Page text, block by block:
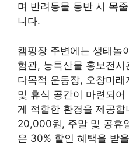
며 반려동물 동반 시 목
니다.
캠핑장 주변에는 생태놀
험관, 농특산물 홍보전
다목적 운동장, 오창미
및 휴식 공간이 마련되
게 적합한 환경을 제공
20,000원, 주말 및 공휴
은 30% 할인 혜택을 받